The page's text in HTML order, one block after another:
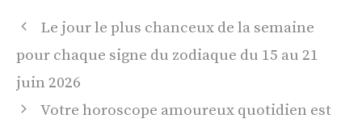
Navigation
Le jour le plus chanceux de la semaine
pour chaque signe du zodiaque du 15 au 21
juin 2026
Votre horoscope amoureux quotidien est